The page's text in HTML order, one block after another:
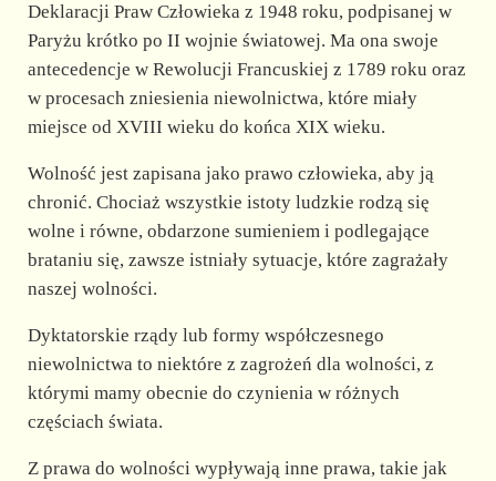
Deklaracji Praw Człowieka z 1948 roku, podpisanej w
Paryżu krótko po II wojnie światowej. Ma ona swoje
antecedencje w Rewolucji Francuskiej z 1789 roku oraz
w procesach zniesienia niewolnictwa, które miały
miejsce od XVIII wieku do końca XIX wieku.
Wolność jest zapisana jako prawo człowieka, aby ją
chronić. Chociaż wszystkie istoty ludzkie rodzą się
wolne i równe, obdarzone sumieniem i podlegające
brataniu się, zawsze istniały sytuacje, które zagrażały
naszej wolności.
Dyktatorskie rządy lub formy współczesnego
niewolnictwa to niektóre z zagrożeń dla wolności, z
którymi mamy obecnie do czynienia w różnych
częściach świata.
Z prawa do wolności wypływają inne prawa, takie jak